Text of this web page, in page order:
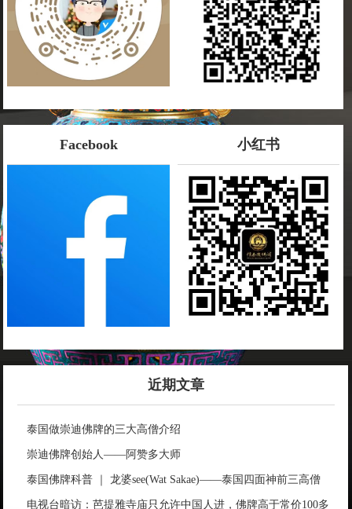
Facebook 小红书
近期文章
泰国做崇迪佛牌的三大高僧介绍
崇迪佛牌创始人——阿赞多大师
泰国佛牌科普 ｜ 龙婆see(Wat Sakae)——泰国四面神前三高僧
电视台暗访：芭提雅寺庙只允许中国人进，佛牌高于常价100多